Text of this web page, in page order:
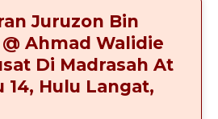
Juruzon Bin
Ahmad Walidie
Di Madrasah At
14, Hulu Langat,